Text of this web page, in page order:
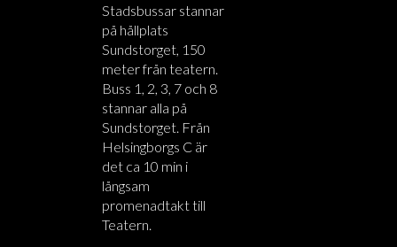
Stadsbussar stannar
på hållplats
Sundstorget, 150
meter från teatern.
Buss 1, 2, 3, 7 och 8
stannar alla på
Sundstorget. Från
Helsingborgs C är
det ca 10 min i
långsam
promenadtakt till
Teatern.